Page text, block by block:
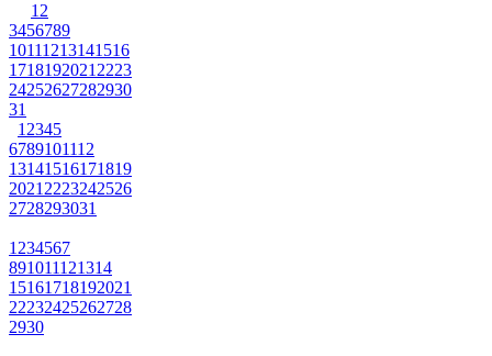
12
3456789
10111213141516
17181920212223
24252627282930
31
12345
6789101112
13141516171819
20212223242526
2728293031
1234567
891011121314
15161718192021
22232425262728
2930